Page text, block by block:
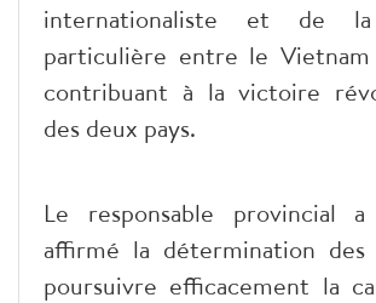
internationaliste et de la
particulière entre le
contribuant à la victoire
des deux pays.
Le responsable provincial a
affirmé la détermination
poursuivre efficacement la